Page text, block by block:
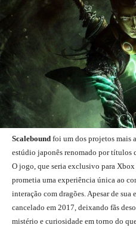
Scalebound foi um dos projetos mais
estúdio japonês renomado por títulos
O jogo, que seria exclusivo para
prometia uma experiência única ao
interação com dragões. Apesar de
cancelado em 2017, deixando fãs
mistério e curiosidade em torno do